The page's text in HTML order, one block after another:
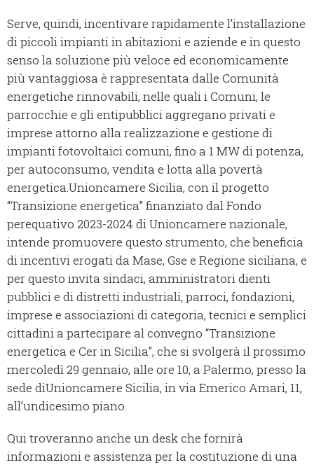
Serve, quindi, incentivare rapidamente l’installazione
di piccoli impianti in abitazioni e aziende e in questo
senso la soluzione più veloce ed economicamente
più vantaggiosa è rappresentata dalle Comunità
energetiche rinnovabili, nelle quali i Comuni, le
parrocchie e gli entipubblici aggregano privati e
imprese attorno alla realizzazione e gestione di
impianti fotovoltaici comuni, fino a 1 MW di potenza,
per autoconsumo, vendita e lotta alla povertà
energetica.Unioncamere Sicilia, con il progetto
“Transizione energetica” finanziato dal Fondo
perequativo 2023-2024 di Unioncamere nazionale,
intende promuovere questo strumento, che beneficia
di incentivi erogati da Mase, Gse e Regione siciliana, e
per questo invita sindaci, amministratori dienti
pubblici e di distretti industriali, parroci, fondazioni,
imprese e associazioni di categoria, tecnici e semplici
cittadini a partecipare al convegno “Transizione
energetica e Cer in Sicilia”, che si svolgerà il prossimo
mercoledì 29 gennaio, alle ore 10, a Palermo, presso la
sede diUnioncamere Sicilia, in via Emerico Amari, 11,
all’undicesimo piano.
Qui troveranno anche un desk che fornirà
informazioni e assistenza per la costituzione di una